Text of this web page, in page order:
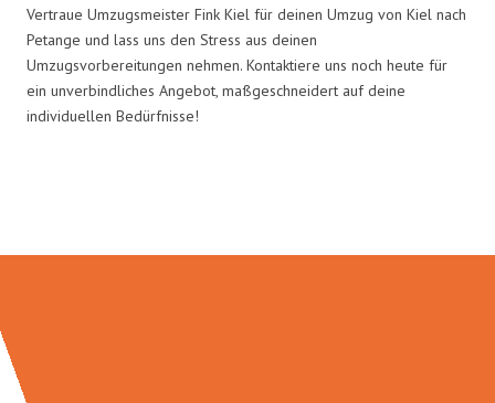
Vertraue Umzugsmeister Fink Kiel für deinen Umzug von Kiel nach
Petange und lass uns den Stress aus deinen
Umzugsvorbereitungen nehmen. Kontaktiere uns noch heute für
ein unverbindliches Angebot, maßgeschneidert auf deine
individuellen Bedürfnisse!